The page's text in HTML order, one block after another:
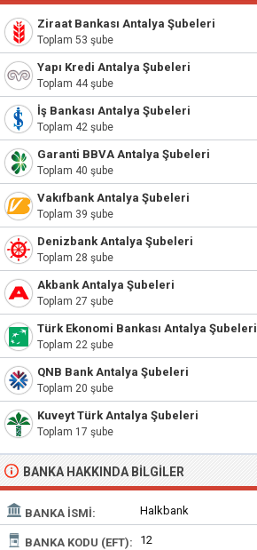
Ziraat Bankası Antalya Şubeleri
Toplam 53 şube
Yapı Kredi Antalya Şubeleri
Toplam 44 şube
İş Bankası Antalya Şubeleri
Toplam 42 şube
Garanti BBVA Antalya Şubeleri
Toplam 40 şube
Vakıfbank Antalya Şubeleri
Toplam 39 şube
Denizbank Antalya Şubeleri
Toplam 28 şube
Akbank Antalya Şubeleri
Toplam 27 şube
Türk Ekonomi Bankası Antalya Şubeleri
Toplam 22 şube
QNB Bank Antalya Şubeleri
Toplam 20 şube
Kuveyt Türk Antalya Şubeleri
Toplam 17 şube
BANKA HAKKINDA BILGILER
BANKA İSMI: Halkbank
BANKA KODU (EFT): 12